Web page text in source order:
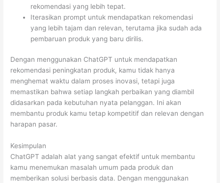
rekomendasi yang lebih tepat.
Iterasikan prompt untuk mendapatkan rekomendasi
yang lebih tajam dan relevan, terutama jika sudah ada
pembaruan produk yang baru dirilis.
Dengan menggunakan ChatGPT untuk mendapatkan
rekomendasi peningkatan produk, kamu tidak hanya
menghemat waktu dalam proses inovasi, tetapi juga
memastikan bahwa setiap langkah perbaikan yang diambil
didasarkan pada kebutuhan nyata pelanggan. Ini akan
membantu produk kamu tetap kompetitif dan relevan dengan
harapan pasar.
Kesimpulan
ChatGPT adalah alat yang sangat efektif untuk membantu
kamu menemukan masalah umum pada produk dan
memberikan solusi berbasis data. Dengan menggunakan